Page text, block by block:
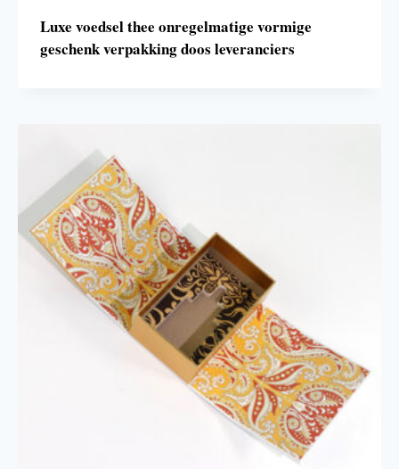
Luxe voedsel thee onregelmatige vormige
geschenk verpakking doos leveranciers